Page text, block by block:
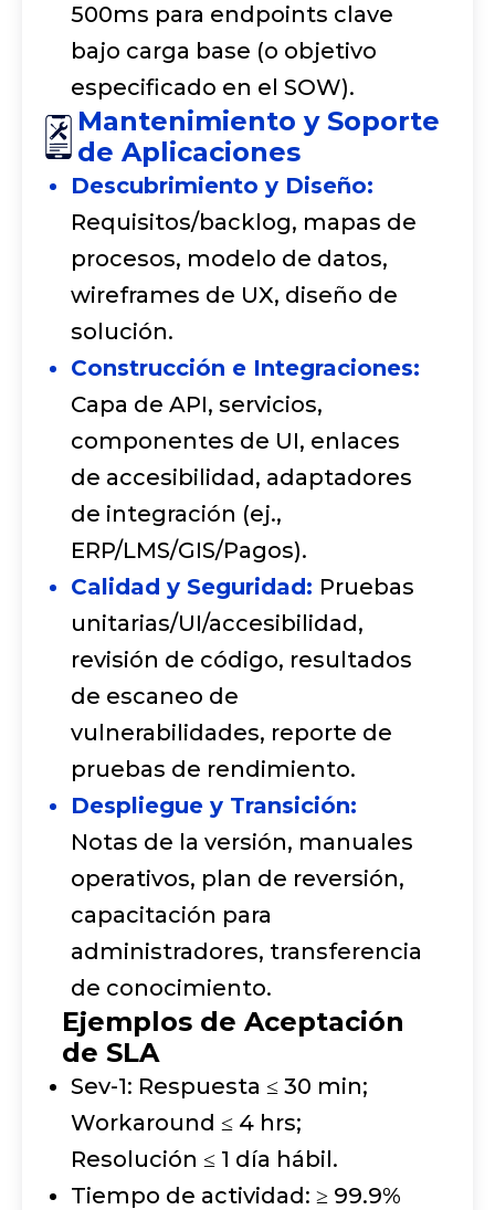
500ms para endpoints clave
bajo carga base (o objetivo
especificado en el SOW).
Mantenimiento y Soporte
de Aplicaciones
Descubrimiento y Diseño:
Requisitos/backlog, mapas de
procesos, modelo de datos,
wireframes de UX, diseño de
solución.
Construcción e Integraciones:
Capa de API, servicios,
componentes de UI, enlaces
de accesibilidad, adaptadores
de integración (ej.,
ERP/LMS/GIS/Pagos).
Calidad y Seguridad: Pruebas
unitarias/UI/accesibilidad,
revisión de código, resultados
de escaneo de
vulnerabilidades, reporte de
pruebas de rendimiento.
Despliegue y Transición:
Notas de la versión, manuales
operativos, plan de reversión,
capacitación para
administradores, transferencia
de conocimiento.
Ejemplos de Aceptación
de SLA
Sev-1: Respuesta ≤ 30 min;
Workaround ≤ 4 hrs;
Resolución ≤ 1 día hábil.
Tiempo de actividad: ≥ 99.9%